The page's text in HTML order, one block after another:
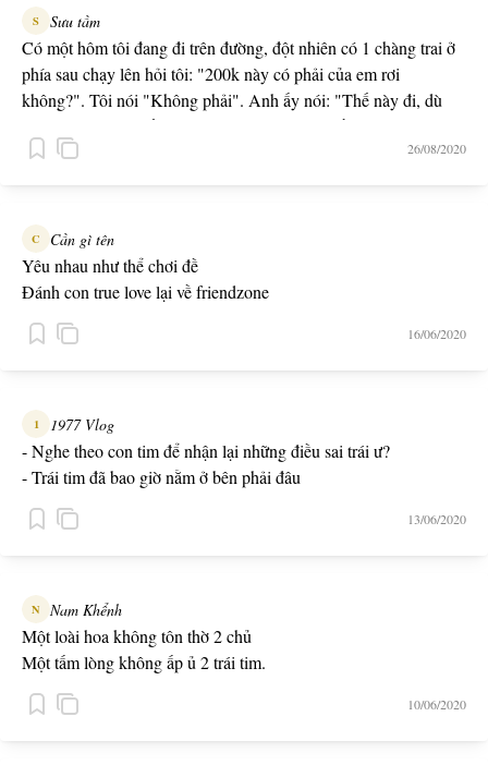
S Sưu tầm
Có một hôm tôi đang đi trên đường, đột nhiên có 1 chàng trai ở
phía sau chạy lên hỏi tôi: "200k này có phải của em rơi
không?". Tôi nói "Không phải". Anh ấy nói: "Thế này đi, dù
sao cũng không biết là của ai, chúng ta dùng tiền này cùng nhau
đi xem phim nhé?". Sau này chàng trai đó trở thành chông tôi
26/08/2020
C Cần gì tên
Yêu nhau như thể chơi đề
Đánh con true love lại về friendzone
16/06/2020
1 1977 Vlog
- Nghe theo con tim để nhận lại những điều sai trái ư?
- Trái tim đã bao giờ nằm ở bên phải đâu
13/06/2020
N Nam Khểnh
Một loài hoa không tôn thờ 2 chủ
Một tấm lòng không ấp ủ 2 trái tim.
10/06/2020